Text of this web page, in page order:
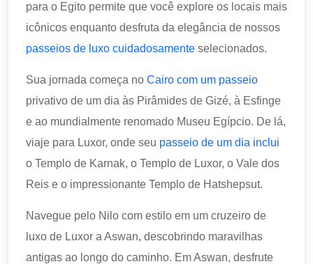
para o Egito permite que você explore os locais mais
icônicos enquanto desfruta da elegância de nossos
passeios de luxo cuidadosamente selecionados.
Sua jornada começa no Cairo com um passeio
privativo de um dia às Pirâmides de Gizé, à Esfinge
e ao mundialmente renomado Museu Egípcio. De lá,
viaje para Luxor, onde seu passeio de um dia inclui
o Templo de Karnak, o Templo de Luxor, o Vale dos
Reis e o impressionante Templo de Hatshepsut.
Navegue pelo Nilo com estilo em um cruzeiro de
luxo de Luxor a Aswan, descobrindo maravilhas
antigas ao longo do caminho. Em Aswan, desfrute